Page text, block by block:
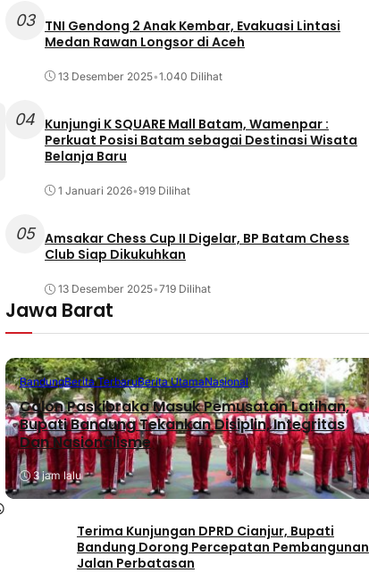
03
TNI Gendong 2 Anak Kembar, Evakuasi Lintasi
Medan Rawan Longsor di Aceh
13 Desember 2025•1.040 Dilihat
04 Kunjungi K SQUARE Mall Batam, Wamenpar :
Perkuat Posisi Batam sebagai Destinasi Wisata
Belanja Baru
1 Januari 2026•919 Dilihat
05 Amsakar Chess Cup II Digelar, BP Batam Chess
Club Siap Dikukuhkan
13 Desember 2025•719 Dilihat
Jawa Barat
BandungBerita TerbaruBerita UtamaNasional
Calon Paskibraka Masuk Pemusatan Latihan,
Bupati Bandung Tekankan Disiplin, Integritas
Dan Nasionalisme
3 jam lalu
Terima Kunjungan DPRD Cianjur, Bupati
Bandung Dorong Percepatan Pembangunan
Jalan Perbatasan